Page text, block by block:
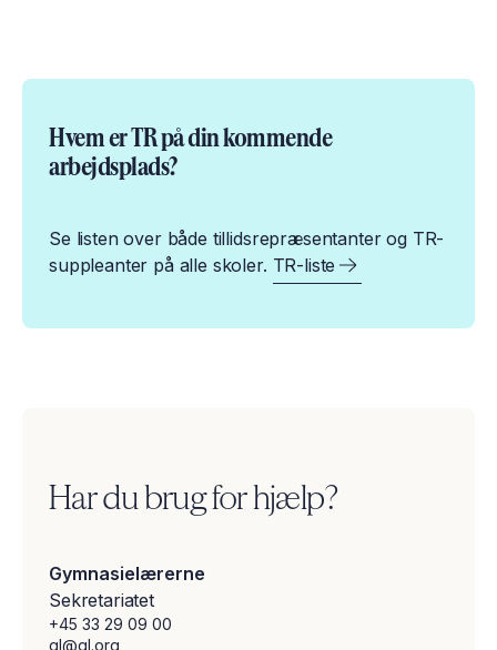
Hvem er TR på din kommende
arbejdsplads?
Se listen over både tillidsrepræsentanter og TR-
suppleanter på alle skoler. TR-liste
Har du brug for hjælp?
Gymnasielærerne
Sekretariatet
+45 33 29 09 00
gl@gl.org